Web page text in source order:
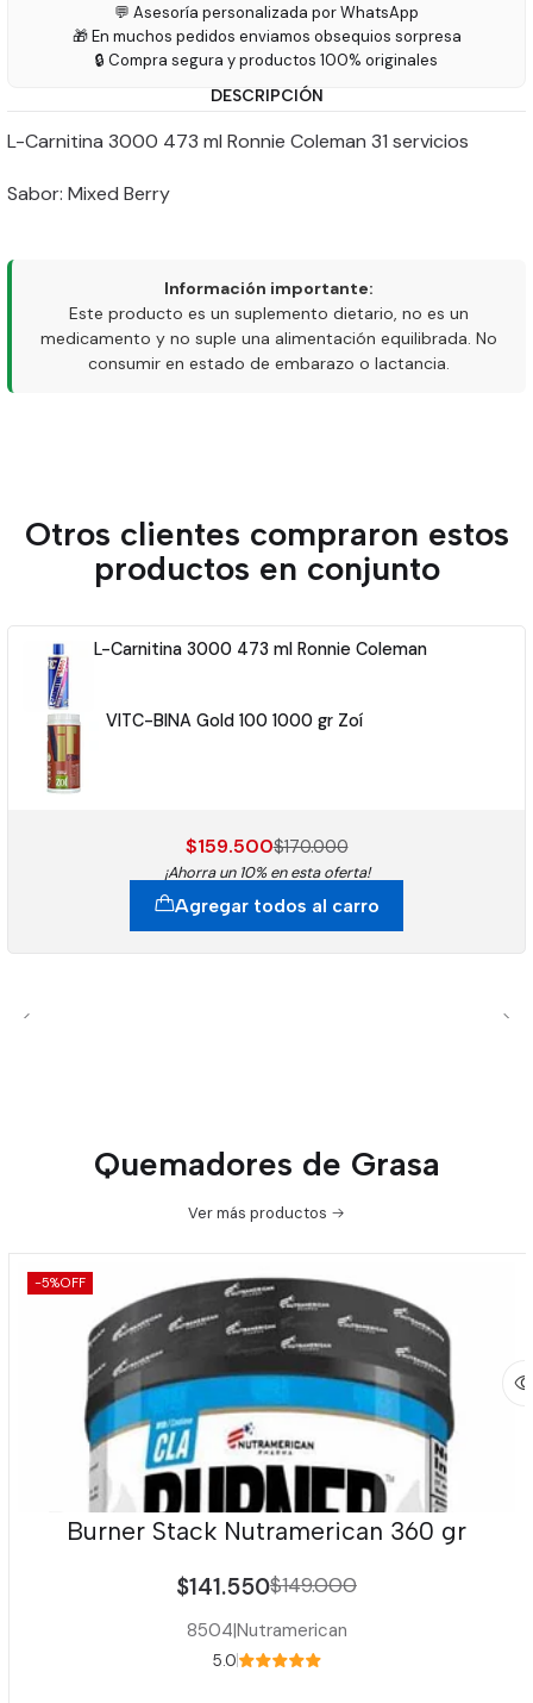
💬 Asesoría personalizada por WhatsApp
🎁 En muchos pedidos enviamos obsequios sorpresa
🔒 Compra segura y productos 100% originales
DESCRIPCIÓN
L-Carnitina 3000 473 ml Ronnie Coleman 31 servicios
Sabor: Mixed Berry
Información importante:
Este producto es un suplemento dietario, no es un
medicamento y no suple una alimentación equilibrada. No
consumir en estado de embarazo o lactancia.
Otros clientes compraron estos
productos en conjunto
L-Carnitina 3000 473 ml Ronnie Coleman
VITC-BINA Gold 100 1000 gr Zoí
$159.500$170.000
¡Ahorra un 10% en esta oferta!
Agregar todos al carro
Quemadores de Grasa
Ver más productos
-5%OFF
Burner Stack Nutramerican 360 gr
$141.550$149.000
8504|Nutramerican
5.0